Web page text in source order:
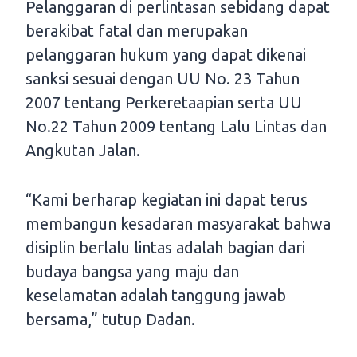
Pelanggaran di perlintasan sebidang dapat
berakibat fatal dan merupakan
pelanggaran hukum yang dapat dikenai
sanksi sesuai dengan UU No. 23 Tahun
2007 tentang Perkeretaapian serta UU
No.22 Tahun 2009 tentang Lalu Lintas dan
Angkutan Jalan.
“Kami berharap kegiatan ini dapat terus
membangun kesadaran masyarakat bahwa
disiplin berlalu lintas adalah bagian dari
budaya bangsa yang maju dan
keselamatan adalah tanggung jawab
bersama,” tutup Dadan.